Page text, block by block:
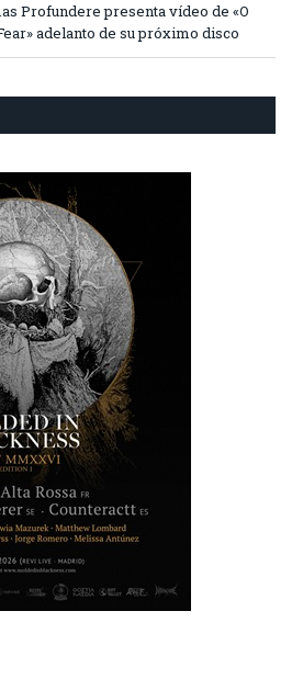
Profundere presenta vídeo de «O
adelanto de su próximo disco